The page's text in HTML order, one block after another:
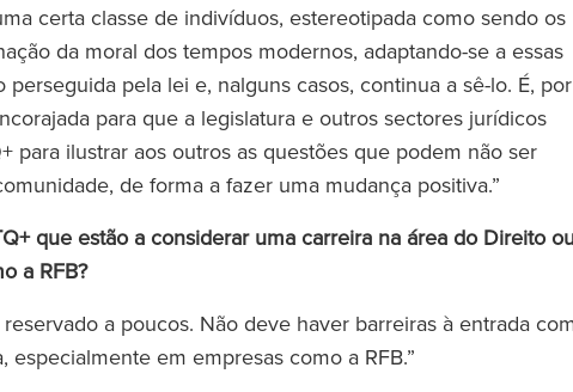
certa classe de indivíduos, estereotipada como sendo os
da moral dos tempos modernos, adaptando-se a essas
pela lei e, nalguns casos, continua a sê-lo. É, por
para que a legislatura e outros sectores jurídicos
para ilustrar aos outros as questões que podem não ser
de forma a fazer uma mudança positiva.”
que estão a considerar uma carreira na área do Direito
a RFB?
a poucos. Não deve haver barreiras à entrada
em empresas como a RFB.”
solicitadores
todos os níveis.
a um
sente-se toda a
a apoiá-lo.’
500
‘A RFB presta serviços do
Mágico sem cobrar tarifas do
Círculo Mágico’.’
The Legal 500
(2024)